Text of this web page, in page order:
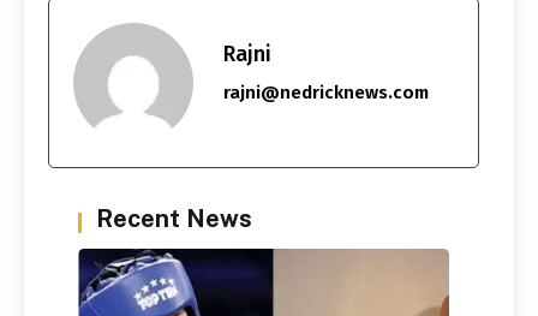
Rajni
rajni@nedricknews.com
Recent News